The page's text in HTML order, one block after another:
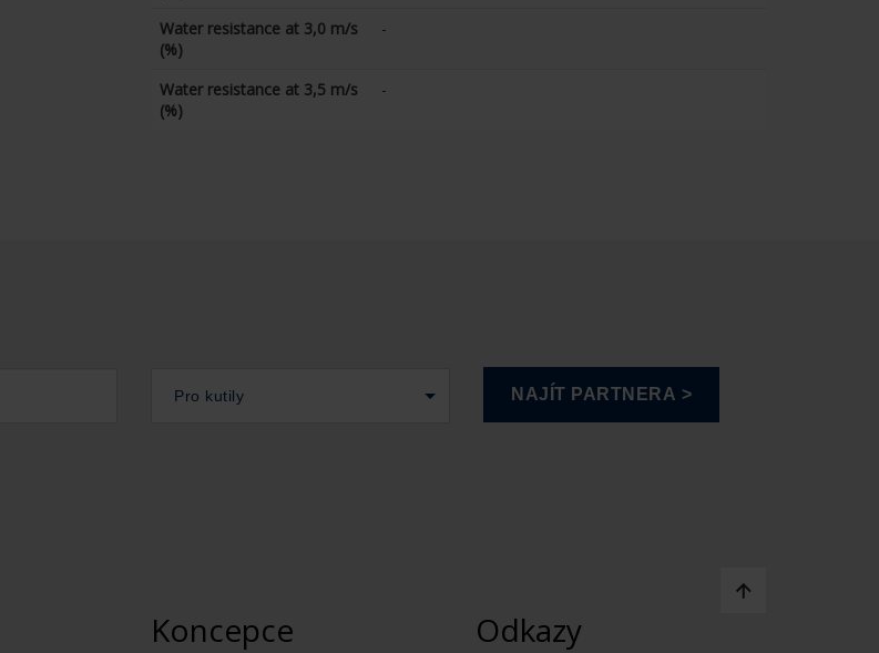
Water resistance at 3,0 m/s
(%)
-
Water resistance at 3,5 m/s
(%)
-
Pro kutily
Koncepce Odkazy